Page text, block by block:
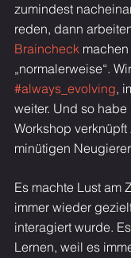
zumindest
reden, dann
Braincheck
„normalerweise“.
#always_evolving,
weiter. Und so habe
Workshop
minütigen
Es machte Lust am
immer wieder
interagiert wurde.
Lernen, weil es